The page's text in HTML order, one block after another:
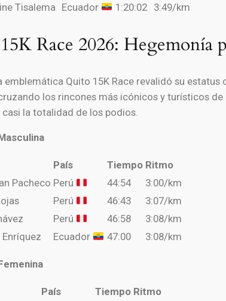
Tisalema Ecuador 1:20:02 3:49/km
Race 2026: Hegemonía
emblemática Quito 15K Race revalidó su
los rincones más icónicos y turísticos
la totalidad de los podios.
País Tiempo Ritmo
Pacheco Perú 44:54
3:00/km
Perú 46:43
3:07/km
Perú 46:58
3:08/km
Enríquez Ecuador 47:00 3:08/km
País Tiempo Ritmo